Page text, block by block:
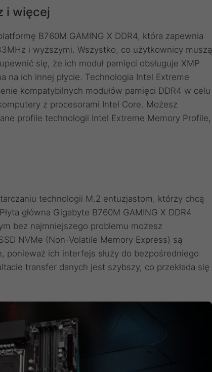
i więcej
B760M GAMING X DDR4, która zapewnia
i wyższymi. Wszystko, co użytkownicy muszą
się, że ich moduł pamięci obsługuje XMP
na ich innej płycie. Technologia Intel Extreme
kompatybilnych modułów pamięci DDR4 w celu
z procesorami Intel Core. Możesz
profile technologii Intel Extreme Memory Profile,
technologii M.2 entuzjastom, którzy chcą
główna Gigabyte B760M GAMING X DDR4
bez najmniejszego problemu możesz
NVMe (Non-Volatile Memory Express) są
ponieważ ich interfejs służy do bezpośredniego
transfer danych jest szybszy, co przekłada się